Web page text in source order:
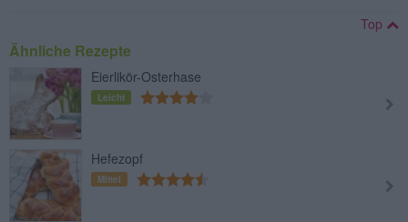
Top
Ähnliche Rezepte
Eierlikör-Osterhase
Leicht
Hefezopf
Mittel